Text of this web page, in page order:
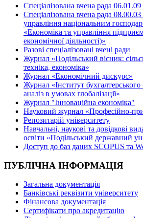
Спеціалізована вчена рада
Спеціалізована вчена рада
управління національним
«Економіка та управління
економічної діяльності)»
Разові спеціалізовані вчені ради
Журнал «Подільський вісник:
техніка, економіка»
Журнал «Економічний дискурс»
Журнал «Інститут бухгалтерського
аналіз в умовах глобалізації»
Журнал "Інноваційна економіка"
Науковий журнал «Професійно-
Репозитарій університету
Навчальні, наукові та довідкові
освіти «Подільський державний
Доступ до баз даних SCOPUS та
ПУБЛІЧНА ІНФОРМАЦІЯ
Загальна документація
Банківські реквізити університету
Фінансова документація
Сертифікати про акредитацію